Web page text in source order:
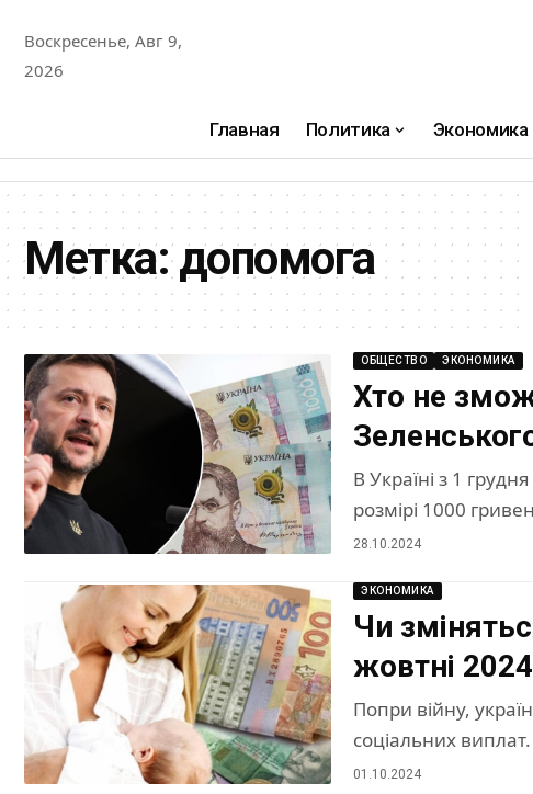
Воскресенье, Авг 9,
2026
Главная Политика Экономика
Метка:допомога
ОБЩЕСТВО ЭКОНОМИКА
Хто не
В Україні з 1
розмірі 1000
28.10.2024
ЭКОНОМИКА
Чи
жовтні 2024
Попри війну,
соціальних виплат.
01.10.2024